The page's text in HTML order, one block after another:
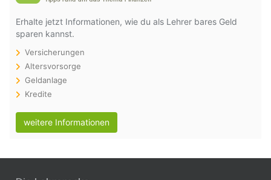
Erhalte jetzt Informationen, wie du als Lehrer bares Geld
sparen kannst.
Versicherungen
Altersvorsorge
Geldanlage
Kredite
weitere Informationen